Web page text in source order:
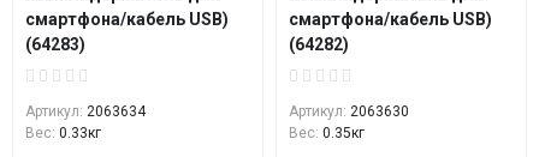
смартфона/кабель USB)
(64283)
Артикул: 2063634
Вес: 0.33кг
смартфона/кабель USB)
(64282)
Артикул: 2063630
Вес: 0.35кг